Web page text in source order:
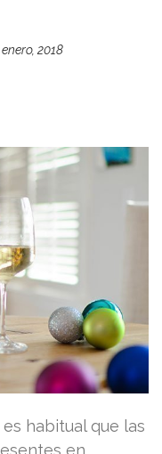
enero, 2018
habitual que las
en